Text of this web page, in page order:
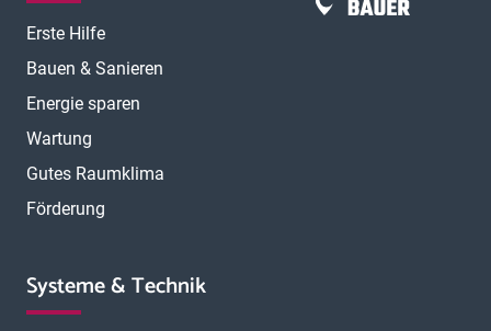
Erste Hilfe
Bauen & Sanieren
Energie sparen
Wartung
Gutes Raumklima
Förderung
Systeme & Technik